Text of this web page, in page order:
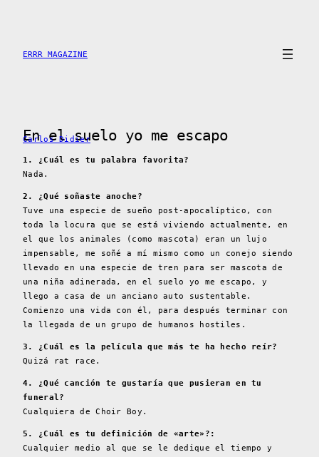
contenido
ERRR MAGAZINE
En el suelo yo me escapo
Carlos Didier
1. ¿Cuál es tu palabra favorita?
Nada.
2. ¿Qué soñaste anoche?
Tuve una especie de sueño post-apocalíptico, con
toda la locura que se está viviendo actualmente, en
el que los animales (como mascota) eran un lujo
impensable, me soñé a mí mismo como un conejo siendo
llevado en una especie de tren para ser mascota de
una niña adinerada, en el suelo yo me escapo, y
llego a casa de un anciano auto sustentable.
Comienzo una vida con él, para después terminar con
la llegada de un grupo de humanos hostiles.
3. ¿Cuál es la película que más te ha hecho reír?
Quizá rat race.
4. ¿Qué canción te gustaría que pusieran en tu
funeral?
Cualquiera de Choir Boy.
5. ¿Cuál es tu definición de «arte»?:
Cualquier medio al que se le dedique el tiempo y